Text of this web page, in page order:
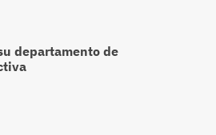
departamento de